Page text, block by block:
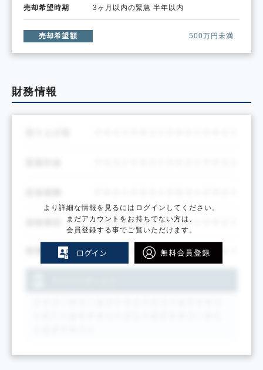
売却希望時期 3ヶ月以内の緊急 半年以内
売却希望額 500万円未満
財務情報
より詳細な情報を見るにはログインしてください。
まだアカウントをお持ちでない方は、
会員登録する事でご覧いただけます。